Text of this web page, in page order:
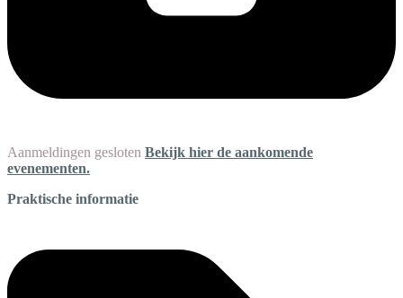
Aanmeldingen gesloten Bekijk hier de aankomende
evenementen.
Praktische informatie